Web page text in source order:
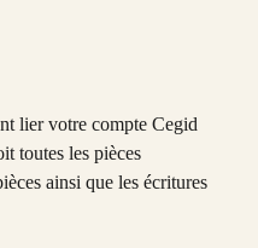
lier votre compte Cegid
toutes les pièces
ainsi que les écritures